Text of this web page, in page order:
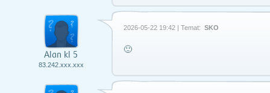
Alan kl 5
83.242.xxx.xxx
2026-05-22 19:42 | Temat: SKO
🙂